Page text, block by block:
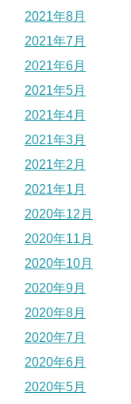
2021年8月
2021年7月
2021年6月
2021年5月
2021年4月
2021年3月
2021年2月
2021年1月
2020年12月
2020年11月
2020年10月
2020年9月
2020年8月
2020年7月
2020年6月
2020年5月